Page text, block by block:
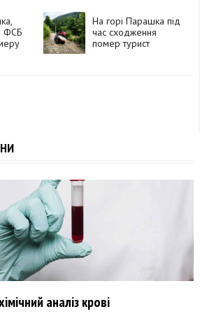
ФСБ
На горі Парашка під
час сходження
помер турист
аналіз крові